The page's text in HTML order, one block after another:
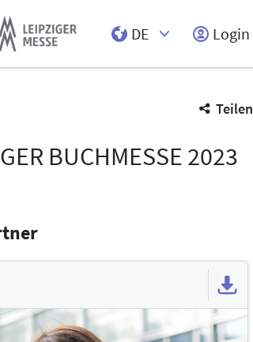
DE
Login
Teilen
BUCHMESSE 2023